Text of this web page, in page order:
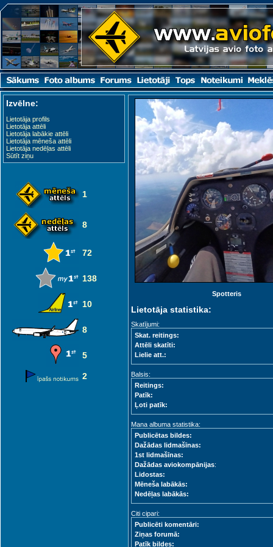
Izvēlne:
Lietotāja profils
Lietotāja attēli
Lietotāja labākie attēli
Lietotāja mēneša attēli
Lietotāja nedēļas attēli
Sūtīt ziņu
1
8
72
138
10
8
5
2
Spotteris
Lietotāja statistika:
Skatījumi:
Skat. reitings:
Attēli skatīti:
Lielie att.:
Balsis:
Reitings:
Patīk:
Ļoti patīk:
Mana albuma statistika:
Publicētas bildes:
Dažādas lidmašīnas:
1st lidmašīnas:
Dažādas aviokompānijas:
Lidostas:
Mēneša labākās:
Nedēļas labākās:
Citi cipari:
Publicēti komentāri:
Ziņas forumā:
Patīk bildes: